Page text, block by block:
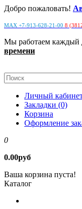
Добро пожаловать!
MAX +7-913-628-21-00 8
Мы работаем каждый
времени
Личный
Закладки (0)
Корзина
Оформление
0
0.00руб
Ваша корзина пуста!
Каталог